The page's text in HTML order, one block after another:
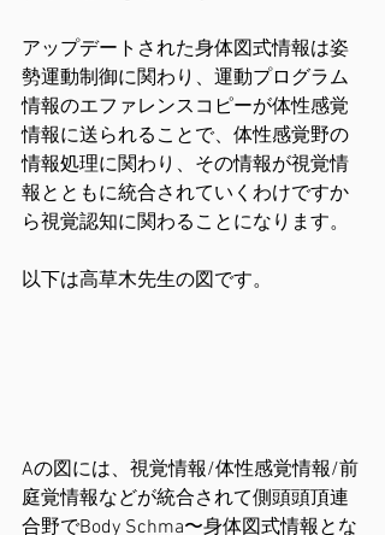
アップデートされた身体図式情報は姿
勢運動制御に関わり、運動プログラム
情報のエファレンスコピーが体性感覚
情報に送られることで、体性感覚野の
情報処理に関わり、その情報が視覚情
報とともに統合されていくわけですか
ら視覚認知に関わることになります。
以下は高草木先生の図です。
Aの図には、視覚情報/体性感覚情報/前
庭覚情報などが統合されて側頭頭頂連
合野でBody Schma〜身体図式情報とな